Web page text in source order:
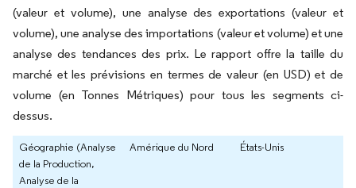
(valeur et volume), une analyse des exportations (valeur et
volume), une analyse des importations (valeur et volume) et une
analyse des tendances des prix. Le rapport offre la taille du
marché et les prévisions en termes de valeur (en USD) et de
volume (en Tonnes Métriques) pour tous les segments ci-
dessus.
Géographie (Analyse
de la Production,
Analyse de la
Amérique du Nord États-Unis